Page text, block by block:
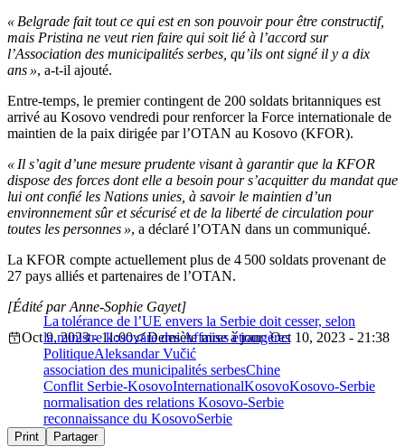
« Belgrade fait tout ce qui est en son pouvoir pour être constructif,
mais Pristina ne veut rien faire qui soit lié à l’accord sur
l’Association des municipalités serbes, qu’ils ont signé il y a dix
ans », a-t-il ajouté.
Entre-temps, le premier contingent de 200 soldats britanniques est
arrivé au Kosovo vendredi pour renforcer la Force internationale de
maintien de la paix dirigée par l’OTAN au Kosovo (KFOR).
« Il s’agit d’une mesure prudente visant à garantir que la KFOR
dispose des forces dont elle a besoin pour s’acquitter du mandat que
lui ont confié les Nations unies, à savoir le maintien d’un
environnement sûr et sécurisé et de la liberté de circulation pour
toutes les personnes », a déclaré l’OTAN dans un communiqué.
La KFOR compte actuellement plus de 4 500 soldats provenant de
27 pays alliés et partenaires de l’OTAN.
La tolérance de l’UE envers la Serbie doit cesser, selon
la ministre kosovare des Affaires étrangères
[Édité par Anne-Sophie Gayet]
Oct 9, 2023 - 11:00
Dernière mise à jour: Oct 10, 2023 - 21:38
PolitiqueAleksandar Vučić
association des municipalités serbesChine
Conflit Serbie-KosovoInternationalKosovoKosovo-Serbie
normalisation des relations Kosovo-Serbie
reconnaissance du KosovoSerbie
Print Partager